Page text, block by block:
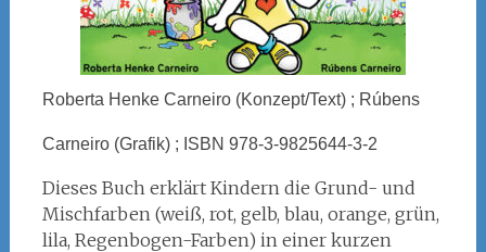
Roberta Henke Carneiro (Konzept/Text) ; Rúbens
Carneiro (Grafik) ; ISBN 978-3-9825644-3-2
Dieses Buch erklärt Kindern die Grund- und
Mischfarben (weiß, rot, gelb, blau, orange, grün,
lila, Regenbogen-Farben) in einer kurzen